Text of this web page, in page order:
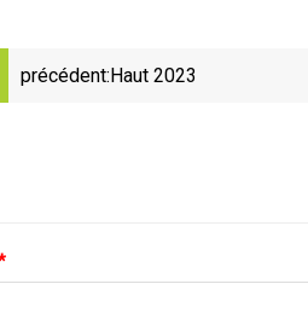
précédent:Haut 2023